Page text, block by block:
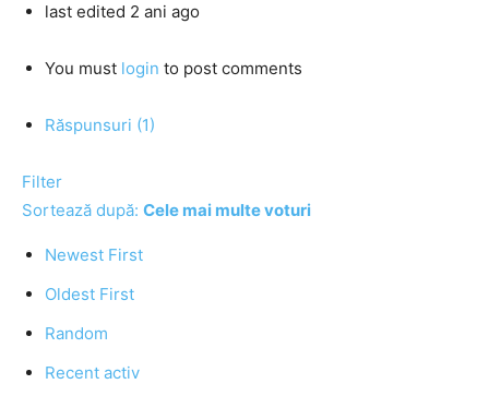
last edited 2 ani ago
You must login to post comments
Răspunsuri (1)
Filter
Sortează după: Cele mai multe voturi
Newest First
Oldest First
Random
Recent activ